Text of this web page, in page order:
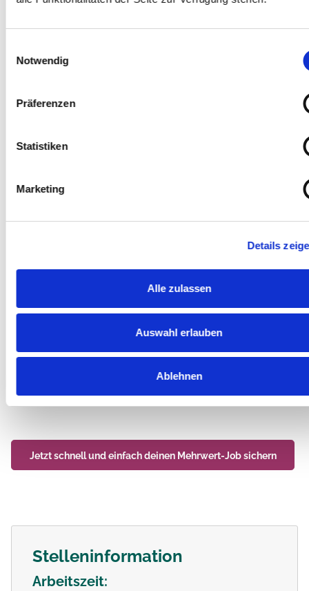
Notwendig
Präferenzen
Statistiken
Marketing
Details
Alle zulassen
Auswahl erlauben
Ablehnen
Voraussetzung für die Absolvierung eines
Humormacht das Leben leichter.
umgehen und verantwortungsbewusst
Du möchtest in den spannenden
Pflegeberuf reinschnuppern?
Werde ein wichtiger Teil im #teamcompassio! Wir freuen
Jetzt schnell und einfach deinen Mehrwert-Jobsichern
Stelleninformation
Arbeitszeit: